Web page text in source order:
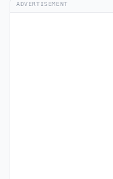
ADVERTISEMENT